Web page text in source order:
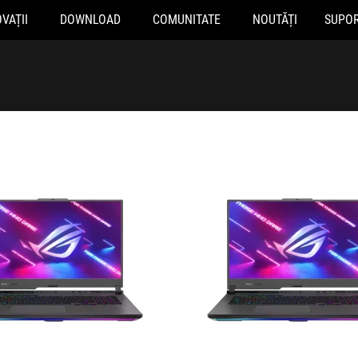
DOWNLOAD COMUNITATE NOUTĂȚI
G713PI-LL032